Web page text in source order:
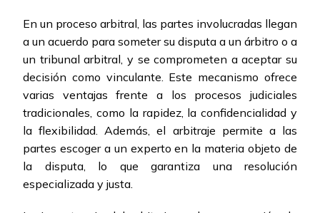
En un proceso arbitral, las partes involucradas llegan
a un acuerdo para someter su disputa a un árbitro o a
un tribunal arbitral, y se comprometen a aceptar su
decisión como vinculante. Este mecanismo ofrece
varias ventajas frente a los procesos judiciales
tradicionales, como la rapidez, la confidencialidad y
la flexibilidad. Además, el arbitraje permite a las
partes escoger a un experto en la materia objeto de
la disputa, lo que garantiza una resolución
especializada y justa.